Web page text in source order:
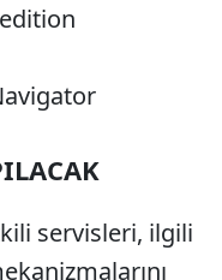
servisleri, ilgili